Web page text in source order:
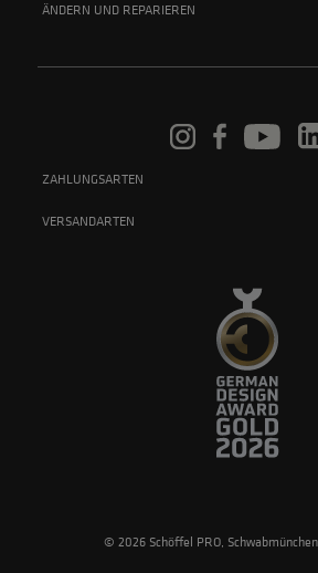
ÄNDERN UND REPARIEREN
ZAHLUNGSARTEN
VERSANDARTEN
© 2026 Schöffel PRO,